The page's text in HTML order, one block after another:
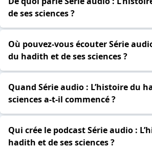
de ses sciences ?
Où pouvez-vous écouter Série
du hadith et de ses sciences ?
Quand Série audio : L’histoire du
sciences a-t-il commencé ?
Qui crée le podcast Série audio :
hadith et de ses sciences ?